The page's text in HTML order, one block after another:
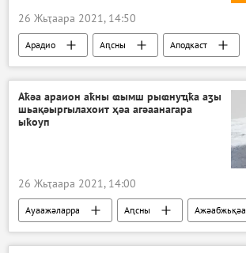
26 Жьҭаара 2021, 14:50
Арадио Аԥсны Аподкаст
Аҟәа араион аҟны ҩымш рыҩнуҵҟа аӡы
шьақәыргылахоит ҳәа агәаанагара
ыҟоуп
26 Жьҭаара 2021, 14:00
Ауаажәларра Аԥсны
Ажәабжьқәа
Аԥсны